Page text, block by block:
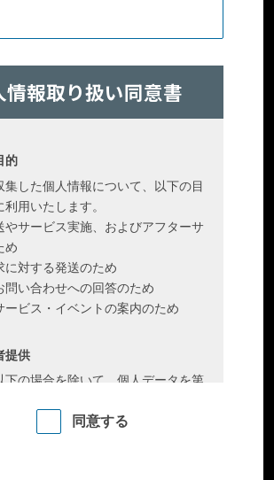
情報取り扱い同意書
的
集した個人情報について、以下の目
用いたします。
サービス実施、およびアフターサ
め
対する発送のため
い合わせへの回答のため
ビス・イベントの案内のため
提供
下の場合を除いて、個人データを第
同意する